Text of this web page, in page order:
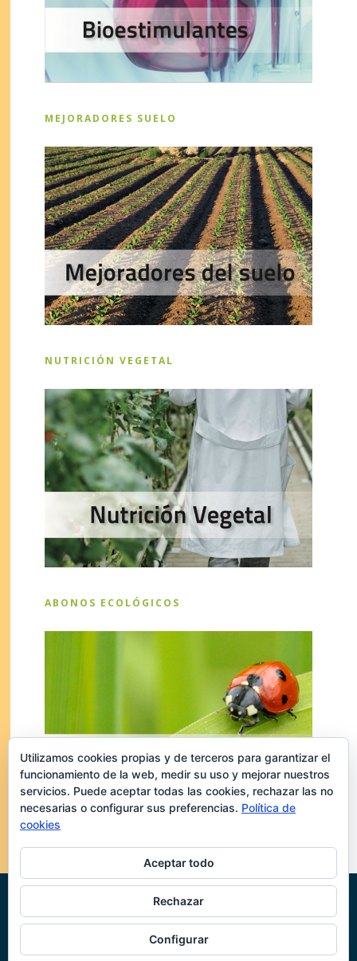
MEJORADORES SUELO
NUTRICIÓN VEGETAL
ABONOS ECOLÓGICOS
© Jiloca Industrial SA |Área restringida-Política de
Aviso Legal-Cookies
Información corporativa-Trabaja con nosotros
Utilizamos cookies propias y de terceros para garantizar el
funcionamiento de la web, medir su uso y mejorar nuestros
servicios. Puede aceptar todas las cookies, rechazar las no
necesarias o configurar sus preferencias. Política de
cookies
Aceptar todo
Rechazar
Configurar